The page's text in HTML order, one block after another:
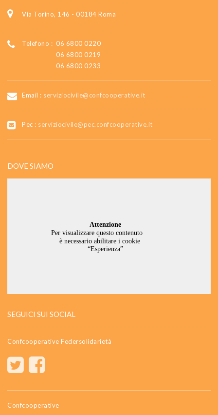
Via Torino, 146 - 00184 Roma
Telefono : 06 6800 0220
06 6800 0219
06 6800 0233
Email : serviziocivile@confcooperative.it
Pec : serviziocivile@pec.confcooperative.it
DOVE SIAMO
SEGUICI SUI SOCIAL
Confcooperative Federsolidarietà
Confcooperative